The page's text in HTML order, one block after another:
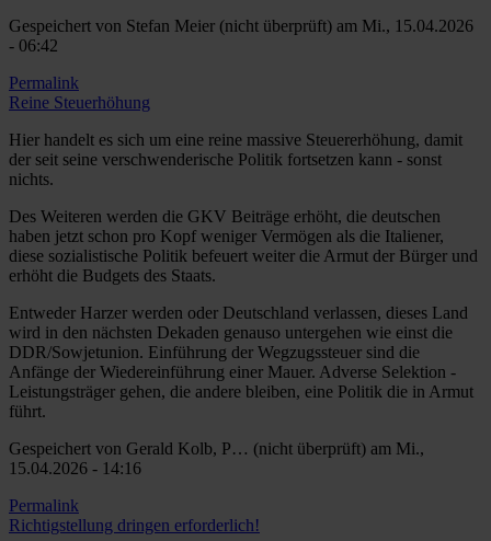
Gespeichert von Stefan Meier (nicht überprüft) am Mi., 15.04.2026
- 06:42
Permalink
Reine Steuerhöhung
Hier handelt es sich um eine reine massive Steuererhöhung, damit
der seit seine verschwenderische Politik fortsetzen kann - sonst
nichts.
Des Weiteren werden die GKV Beiträge erhöht, die deutschen
haben jetzt schon pro Kopf weniger Vermögen als die Italiener,
diese sozialistische Politik befeuert weiter die Armut der Bürger und
erhöht die Budgets des Staats.
Entweder Harzer werden oder Deutschland verlassen, dieses Land
wird in den nächsten Dekaden genauso untergehen wie einst die
DDR/Sowjetunion. Einführung der Wegzugssteuer sind die
Anfänge der Wiedereinführung einer Mauer. Adverse Selektion -
Leistungsträger gehen, die andere bleiben, eine Politik die in Armut
führt.
Gespeichert von Gerald Kolb, P… (nicht überprüft) am Mi.,
15.04.2026 - 14:16
Permalink
Richtigstellung dringen erforderlich!